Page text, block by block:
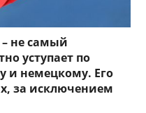
– не самый
уступает по
и немецкому. Его
за исключением